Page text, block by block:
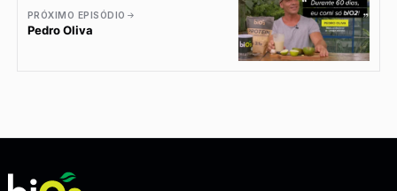
PRÓXIMO EPISÓDIO
Pedro Oliva